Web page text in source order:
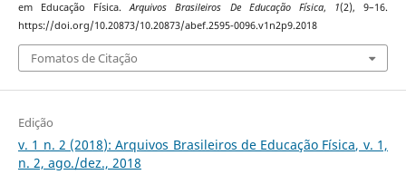
em Educação Física.Arquivos Brasileiros De Educação Física, 1(2), 9–16.
https://doi.org/10.20873/10.20873/abef.2595-0096.v1n2p9.2018
Fomatos de Citação
Edição
v. 1 n. 2 (2018): Arquivos Brasileiros de Educação Física, v. 1,
n. 2, ago./dez., 2018